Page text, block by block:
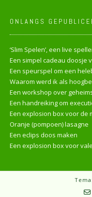
ONLANGS
‘Slim Spelen’, een live
Een simpel cadeau doosje
Een speurspel om een
Waarom werd ik als
Een workshop over
Een handreiking om
Een explosion box voor de
Oranje (pompoen) lasagne
Een eclips doos maken
Een explosion box voor